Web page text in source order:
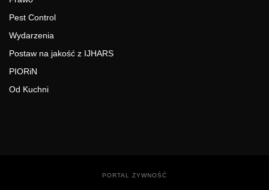
Pest Control
Wydarzenia
Postaw na jakość z IJHARS
PIORiN
Od Kuchni
PORTAL ŻYWNOŚĆ